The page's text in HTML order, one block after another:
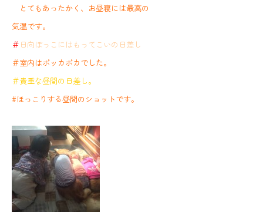
とてもあったかく、お昼寝には最高の
気温です。
＃ 日向ぼっこにはもってこいの日差し
＃室内はポッカポカでした。
＃貴重な昼間の日差し。
#ほっこりする昼間のショットです。